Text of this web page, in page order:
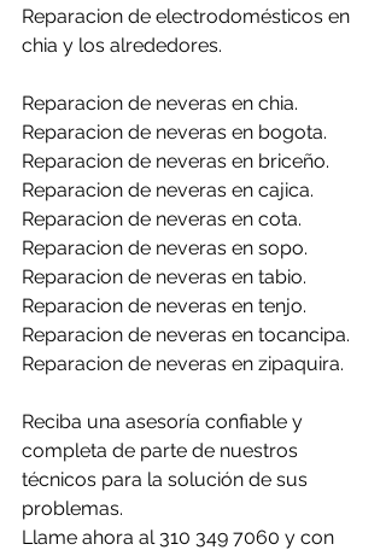
Reparacion de electrodomésticos en
chia y los alrededores.
Reparacion de neveras en chia.
Reparacion de neveras en bogota.
Reparacion de neveras en briceño.
Reparacion de neveras en cajica.
Reparacion de neveras en cota.
Reparacion de neveras en sopo.
Reparacion de neveras en tabio.
Reparacion de neveras en tenjo.
Reparacion de neveras en tocancipa.
Reparacion de neveras en zipaquira.
Reciba una asesoría confiable y
completa de parte de nuestros
técnicos para la solución de sus
problemas.
Llame ahora al 310 349 7060 y con